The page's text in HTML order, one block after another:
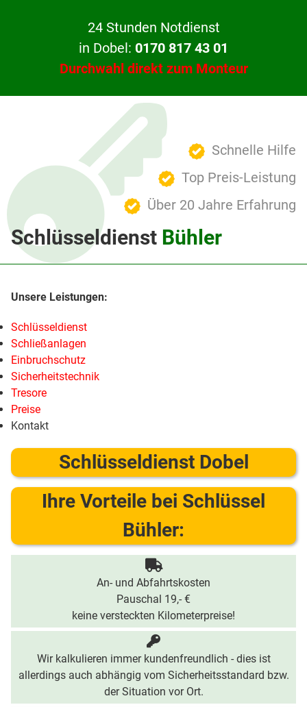
24 Stunden Notdienst
in Dobel: 0170 817 43 01
Durchwahl direkt zum Monteur
Schnelle Hilfe
Top Preis-Leistung
Über 20 Jahre Erfahrung
Schlüsseldienst Bühler
Schlüsseldienst
Schließanlagen
Einbruchschutz
Sicherheitstechnik
Tresore
Preise
Kontakt
Schlüsseldienst Dobel
Ihre Vorteile bei Schlüssel
Bühler:
An- und Abfahrtskosten
Pauschal 19,- €
keine versteckten Kilometerpreise!
Wir kalkulieren immer kundenfreundlich - dies ist
allerdings auch abhängig vom Sicherheitsstandard bzw.
der Situation vor Ort.